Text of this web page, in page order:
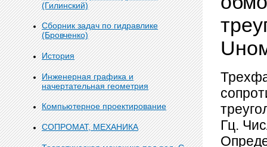
(Гилинский)
Сборник задач по гидравлике
(Бровченко)
История
Инженерная графика и
начертательная геометрия
Компьютерное проектирование
СОПРОМАТ, МЕХАНИКА
Гц.